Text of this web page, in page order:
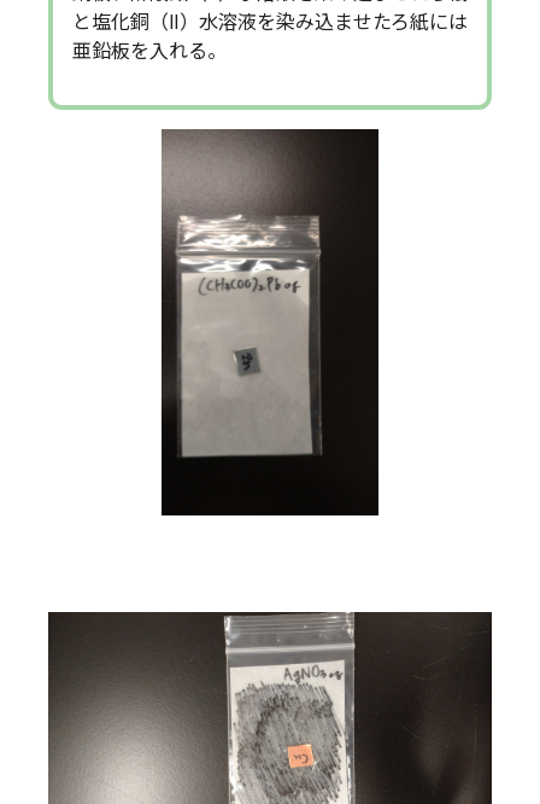
と塩化銅（Ⅱ）水溶液を染み込ませたろ紙には
亜鉛板を入れる。